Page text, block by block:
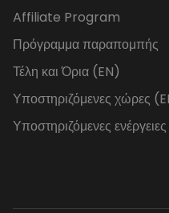
Affiliate Program
Πρόγραμμα παραπομπής
Τέλη και Όρια (EN)
Υποστηριζόμενες χώρες
Υποστηριζόμενες